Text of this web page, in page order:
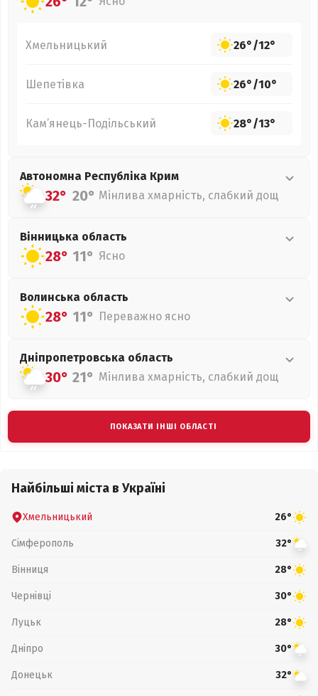
Хмельницький 26°/12°
Шепетівка 26°/10°
Кам’янець-Подільський 28°/13°
Автономна Республіка Крим
32° 20° Мінлива хмарність, слабкий дощ
Вінницька область
28° 11° Ясно
Волинська область
28° 11° Переважно ясно
Дніпропетровська область
30° 21° Мінлива хмарність, слабкий дощ
ПОКАЗАТИ ІНШІ ОБЛАСТІ
Найбільші міста в Україні
Хмельницький 26°
Сімферополь 32°
Вінниця 28°
Чернівці 30°
Луцьк 28°
Дніпро 30°
Донецьк 32°